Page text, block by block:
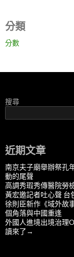
分類
分數
搜尋
近期文章
南京夫子廟舉辦祭孔
動的尾聲
高調秀瑕秀傳醫院勞
黃宏邀記者吐心聲 台
徐則臣新作《域外故
個角落與中國重逢
外國人進境出境治理
讀來了→